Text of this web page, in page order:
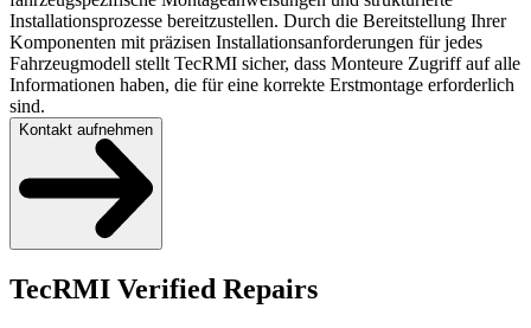
Installationsprozesse bereitzustellen. Durch die Bereitstellung Ihrer
Komponenten mit präzisen Installationsanforderungen für jedes
Fahrzeugmodell stellt TecRMI sicher, dass Monteure Zugriff auf alle
Informationen haben, die für eine korrekte Erstmontage erforderlich
sind.
Kontakt aufnehmen
TecRMI Verified Repairs